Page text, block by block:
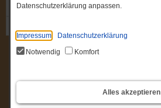
Datenschutzerklärung anpassen.
Impressum
Datenschutzerklärung
Notwendig
Komfort
Alles akzeptieren
Protokoll: Sitzung des Ortsbeirates